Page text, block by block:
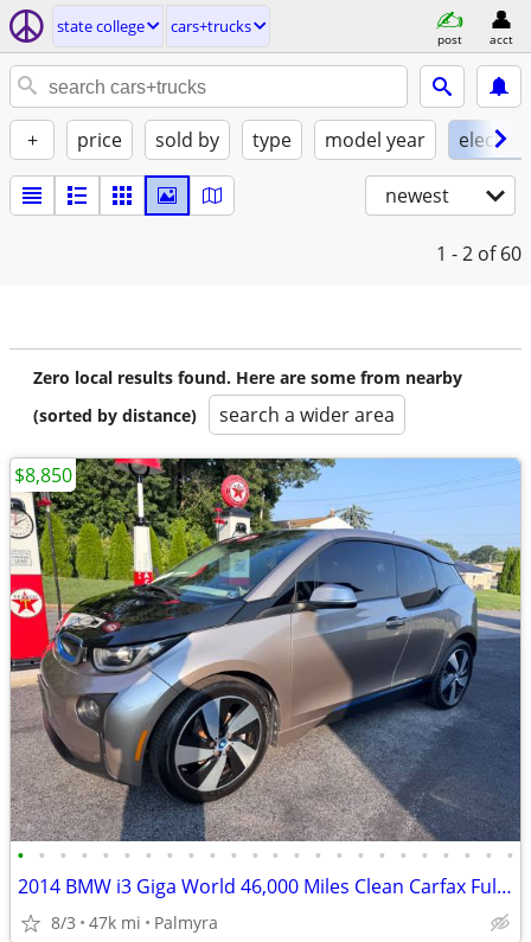
state college cars+trucks
post acct
+ price sold by type model year electric
newest
1 - 2 of 60
Zero local results found. Here are some from nearby
(sorted by distance)
search a wider area
• • • • • • • • • • • • • • • • • • • • • • • •
2014 BMW i3 Giga World 46,000 Miles Clean Carfax Fully Electric
8/3 47k mi Palmyra
$8,850